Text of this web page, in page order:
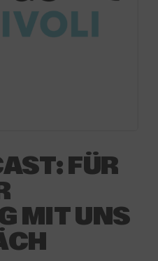
FÜR
MIT UNS